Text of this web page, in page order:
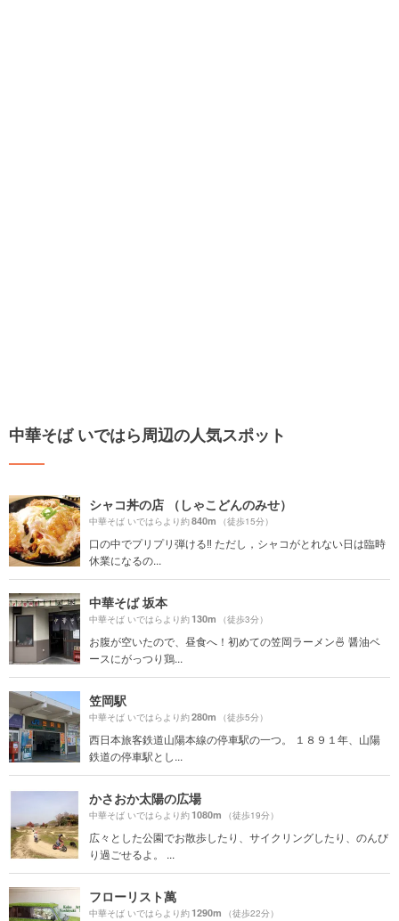
中華そば いではら周辺の人気スポット
シャコ丼の店 （しゃこどんのみせ）
中華そば いではらより約840m （徒歩15分）
口の中でプリプリ弾ける‼︎ ただし，シャコがとれない日は臨時
休業になるの...
中華そば 坂本
中華そば いではらより約130m （徒歩3分）
お腹が空いたので、昼食へ！初めての笠岡ラーメン🍜 醤油ベ
ースにがっつり鶏...
笠岡駅
中華そば いではらより約280m （徒歩5分）
西日本旅客鉄道山陽本線の停車駅の一つ。 １８９１年、山陽
鉄道の停車駅とし...
かさおか太陽の広場
中華そば いではらより約1080m （徒歩19分）
広々とした公園でお散歩したり、サイクリングしたり、のんび
り過ごせるよ。 ...
フローリスト萬
中華そば いではらより約1290m （徒歩22分）